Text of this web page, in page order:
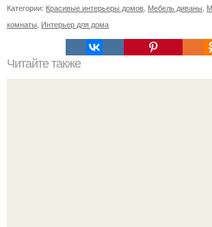
Категории: Красивые интерьеры домов Мебель диваны
комнаты Интерьер для дома
Читайте также